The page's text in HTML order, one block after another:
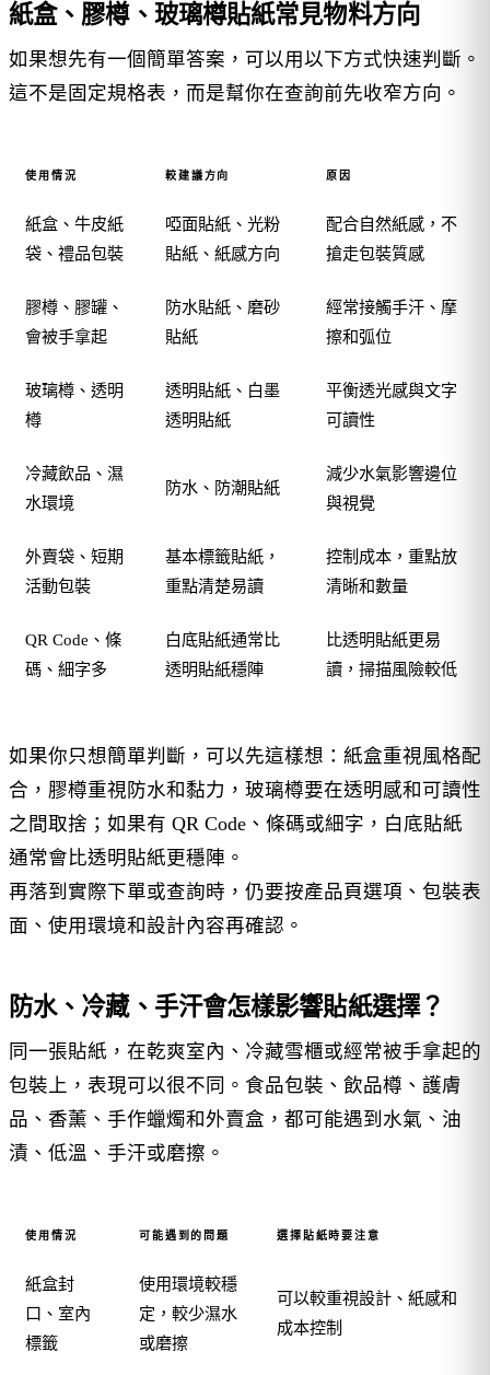
紙盒、膠樽、玻璃樽貼紙常見物料方向
如果想先有一個簡單答案，可以用以下方式快速判斷。
這不是固定規格表，而是幫你在查詢前先收窄方向。
使用情況 較建議方向 原因
紙盒、牛皮紙
袋、禮品包裝
啞面貼紙、光粉
貼紙、紙感方向
配合自然紙感，不
搶走包裝質感
膠樽、膠罐、
會被手拿起
防水貼紙、磨砂
貼紙
經常接觸手汗、摩
擦和弧位
玻璃樽、透明
樽
透明貼紙、白墨
透明貼紙
平衡透光感與文字
可讀性
冷藏飲品、濕
水環境
防水、防潮貼紙
減少水氣影響邊位
與視覺
外賣袋、短期
活動包裝
基本標籤貼紙，
重點清楚易讀
控制成本，重點放
清晰和數量
QR Code、條
碼、細字多
白底貼紙通常比
透明貼紙穩陣
比透明貼紙更易
讀，掃描風險較低
如果你只想簡單判斷，可以先這樣想：紙盒重視風格配
合，膠樽重視防水和黏力，玻璃樽要在透明感和可讀性
之間取捨；如果有 QR Code、條碼或細字，白底貼紙
通常會比透明貼紙更穩陣。
再落到實際下單或查詢時，仍要按產品頁選項、包裝表
面、使用環境和設計內容再確認。
防水、冷藏、手汗會怎樣影響貼紙選擇？
同一張貼紙，在乾爽室內、冷藏雪櫃或經常被手拿起的
包裝上，表現可以很不同。食品包裝、飲品樽、護膚
品、香薰、手作蠟燭和外賣盒，都可能遇到水氣、油
漬、低溫、手汗或磨擦。
使用情況 可能遇到的問題 選擇貼紙時要注意
紙盒封
口、室內
標籤
使用環境較穩
定，較少濕水
或磨擦
可以較重視設計、紙感和
成本控制